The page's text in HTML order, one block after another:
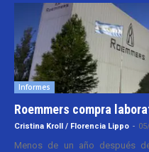
Informes
Roemmers compra
Cristina Kroll / Florencia Lippo -
Menos de un año después